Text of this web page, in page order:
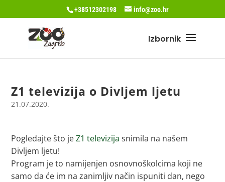
+38512302198 info@zoo.hr
Z1 televizija o Divljem ljetu
21.07.2020.
Pogledajte što jeZ1 televizija snimila na našem
Divljem ljetu!
Program je to namijenjen osnovnoškolcima koji ne
samo da će im na zanimljiv način ispuniti dan, nego